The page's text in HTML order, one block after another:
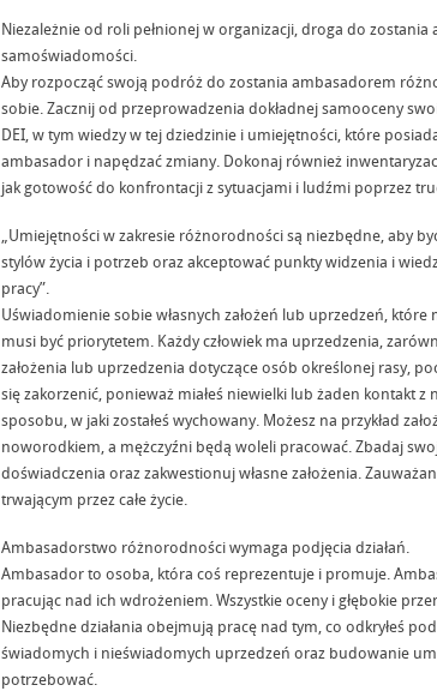
Niezależnie od roli pełnionej w organizacji, droga do
samoświadomości.
Aby rozpocząć swoją podróż do zostania ambasadorem
sobie. Zacznij od przeprowadzenia dokładnej samooceny
DEI, w tym wiedzy w tej dziedzinie i umiejętności, które
ambasador i napędzać zmiany. Dokonaj również
jak gotowość do konfrontacji z sytuacjami i ludźmi poprzez
„Umiejętności w zakresie różnorodności są niezbędne, aby
stylów życia i potrzeb oraz akceptować punkty widzenia i
pracy”.
Uświadomienie sobie własnych założeń lub uprzedzeń,
musi być priorytetem. Każdy człowiek ma uprzedzenia,
założenia lub uprzedzenia dotyczące osób określonej rasy,
się zakorzenić, ponieważ miałeś niewielki lub żaden kontakt
sposobu, w jaki zostałeś wychowany. Możesz na przykład
noworodkiem, a mężczyźni będą woleli pracować. Zbadaj
doświadczenia oraz zakwestionuj własne założenia.
trwającym przez całe życie.
Ambasadorstwo różnorodności wymaga podjęcia działań.
Ambasador to osoba, która coś reprezentuje i promuje.
pracując nad ich wdrożeniem. Wszystkie oceny i głębokie
Niezbędne działania obejmują pracę nad tym, co odkryłeś
świadomych i nieświadomych uprzedzeń oraz budowanie
potrzebować.